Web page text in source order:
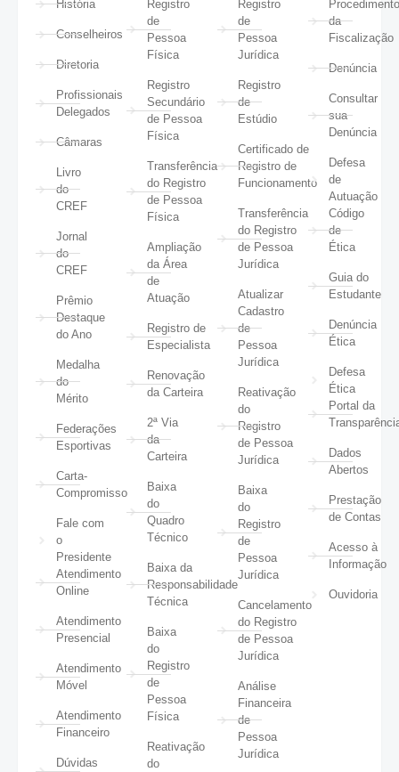
História
Conselheiros
Diretoria
Profissionais
Delegados
Câmaras
Livro
do
CREF
Jornal
do
CREF
Prêmio
Destaque
do Ano
Medalha
do
Mérito
Federações
Esportivas
Carta-
Compromisso
Fale com
o
Presidente
Atendimento
Online
Atendimento
Presencial
Atendimento
Móvel
Atendimento
Financeiro
Dúvidas
Registro
de
Pessoa
Física
Registro
Secundário
de Pessoa
Física
Transferência
do Registro
de Pessoa
Física
Ampliação
da Área
de
Atuação
Registro de
Especialista
Renovação
da Carteira
2ª Via
da
Carteira
Baixa
do
Quadro
Técnico
Baixa da
Responsabilidade
Técnica
Baixa
do
Registro
de
Pessoa
Física
Reativação
do
Registro
de
Pessoa
Jurídica
Registro
de
Estúdio
Certificado de
Registro de
Funcionamento
Transferência
do Registro
de Pessoa
Jurídica
Atualizar
Cadastro
de
Pessoa
Jurídica
Reativação
do
Registro
de Pessoa
Jurídica
Baixa
do
Registro
de
Pessoa
Jurídica
Cancelamento
do Registro
de Pessoa
Jurídica
Análise
Financeira
de
Pessoa
Jurídica
da
Fiscalização
Denúncia
Consultar
sua
Denúncia
Defesa
de
Autuação
Código
de
Ética
Guia do
Estudante
Denúncia
Ética
Defesa
Ética
Portal da
Dados
Abertos
Prestação
de Contas
Acesso à
Informação
Ouvidoria